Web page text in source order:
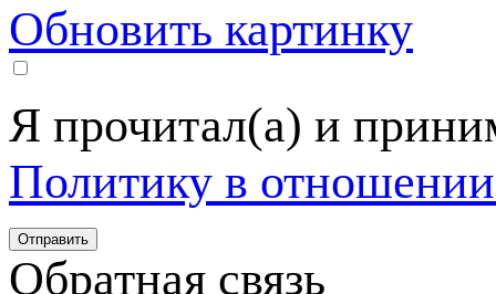
Обновить картинку
Я прочитал(а) и
Политику в
Обратная связь